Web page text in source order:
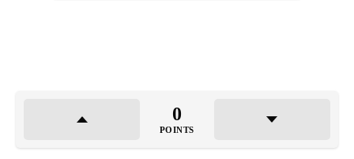
0
POINTS